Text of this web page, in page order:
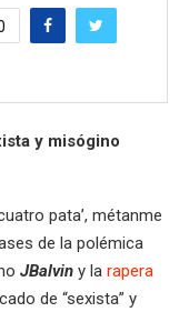
y misógino
pata’, métanme
de la polémica
JBalvin y la rapera
de “sexista” y